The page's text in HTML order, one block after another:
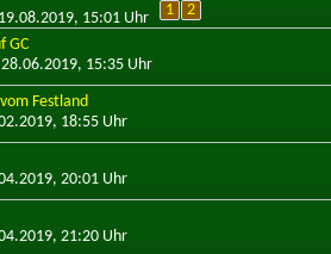
15:01 Uhr 1
2
GC
15:35 Uhr
Festland
18:55 Uhr
20:01 Uhr
21:20 Uhr